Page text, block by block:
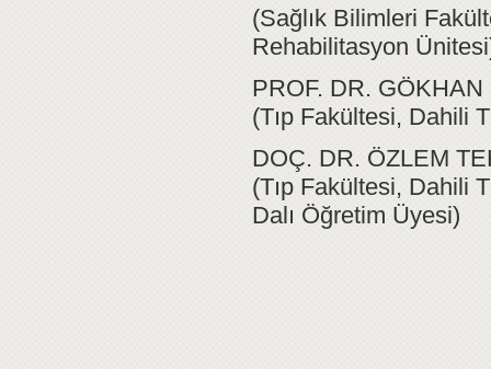
(Sağlık Bilimleri
Rehabilitasyon
PROF. DR. GÖKHAN
(Tıp Fakültesi, Dahili
DOÇ. DR. ÖZLEM
(Tıp Fakültesi, Dahili
Dalı Öğretim Üyesi)